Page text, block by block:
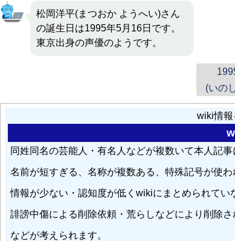
松岡洋平(まつおか ようへい)さん
の誕生日は1995年5月16日です。
東京出身の声優のようです。
(いの
wiki情報
同姓同名の芸能人・有名人などが複数いて本人記
名前が短すぎる、名称が複数ある、特殊記号が使
情報が少ない・認知度が低くwikiにまとめられてい
誹謗中傷による削除依頼・荒らしなどにより削除さ
などが考えられます。